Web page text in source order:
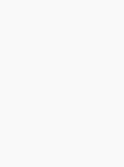
のファームツアーで